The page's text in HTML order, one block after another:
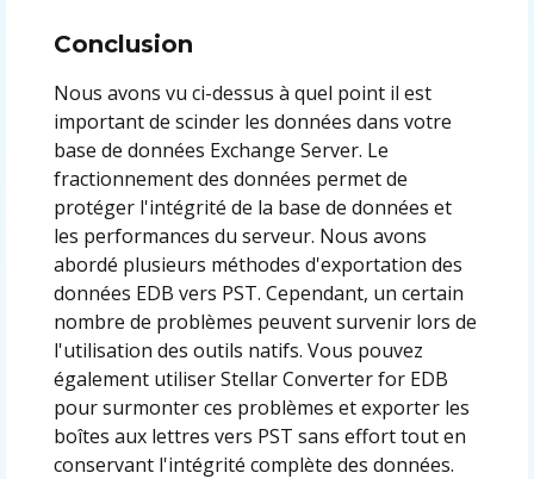
Conclusion
Nous avons vu ci-dessus à quel point il est
important de scinder les données dans votre
base de données Exchange Server. Le
fractionnement des données permet de
protéger l'intégrité de la base de données et
les performances du serveur. Nous avons
abordé plusieurs méthodes d'exportation des
données EDB vers PST. Cependant, un certain
nombre de problèmes peuvent survenir lors de
l'utilisation des outils natifs. Vous pouvez
également utiliser Stellar Converter for EDB
pour surmonter ces problèmes et exporter les
boîtes aux lettres vers PST sans effort tout en
conservant l'intégrité complète des données.